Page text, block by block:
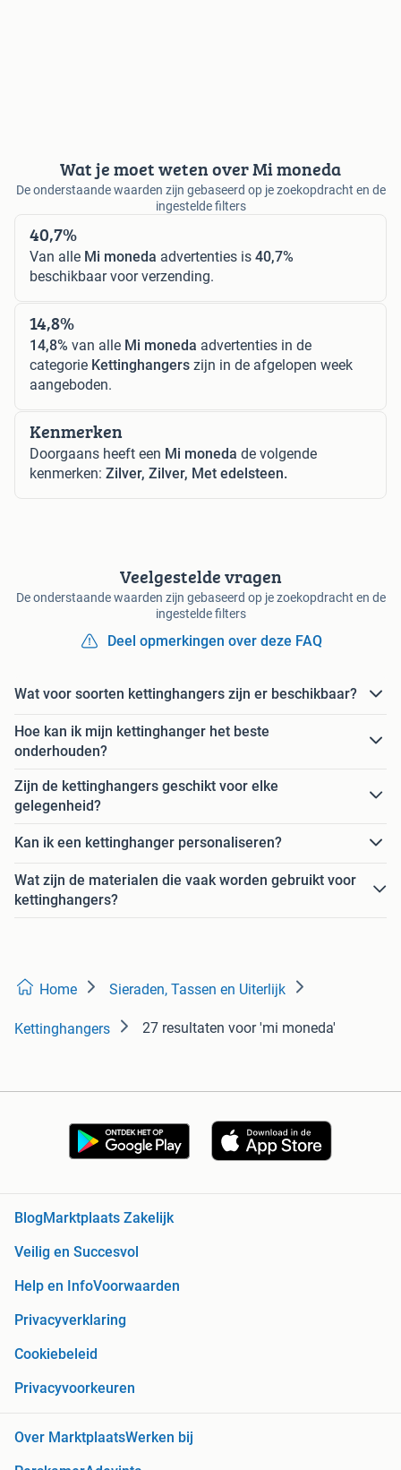
Wat je moet weten over Mi moneda
De onderstaande waarden zijn gebaseerd op je zoekopdracht en de
ingestelde filters
40,7%
Van alle Mi moneda advertenties is 40,7%
beschikbaar voor verzending.
14,8%
14,8% van alle Mi moneda advertenties in de
categorie Kettinghangers zijn in de afgelopen week
aangeboden.
Kenmerken
Doorgaans heeft een Mi moneda de volgende
kenmerken: Zilver, Zilver, Met edelsteen.
Veelgestelde vragen
De onderstaande waarden zijn gebaseerd op je zoekopdracht en de
ingestelde filters
Deel opmerkingen over deze FAQ
Wat voor soorten kettinghangers zijn er beschikbaar?
Hoe kan ik mijn kettinghanger het beste
onderhouden?
Zijn de kettinghangers geschikt voor elke
gelegenheid?
Kan ik een kettinghanger personaliseren?
Wat zijn de materialen die vaak worden gebruikt voor
kettinghangers?
Home Sieraden, Tassen en Uiterlijk
Kettinghangers 27 resultaten voor 'mi moneda'
BlogMarktplaats Zakelijk
Veilig en Succesvol
Help en InfoVoorwaarden
Privacyverklaring
Cookiebeleid
Privacyvoorkeuren
Over MarktplaatsWerken bij